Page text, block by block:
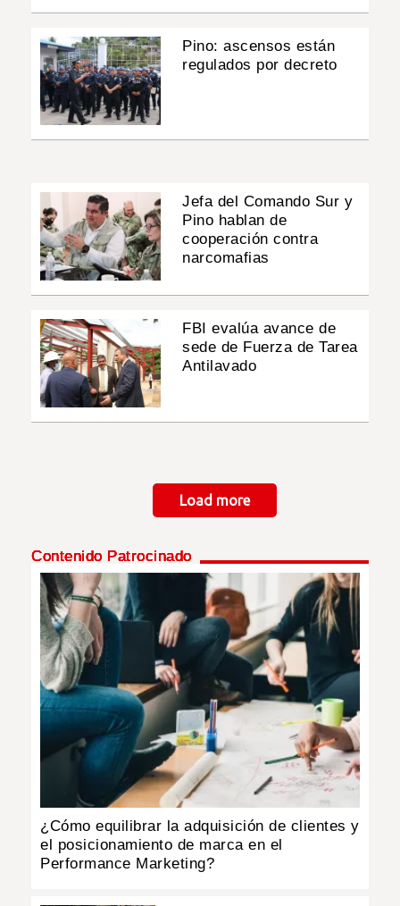
Pino: ascensos están
regulados por decreto
Jefa del Comando Sur y
Pino hablan de
cooperación contra
narcomafias
FBI evalúa avance de
sede de Fuerza de Tarea
Antilavado
Load more
Contenido Patrocinado
¿Cómo equilibrar la adquisición de clientes y
el posicionamiento de marca en el
Performance Marketing?